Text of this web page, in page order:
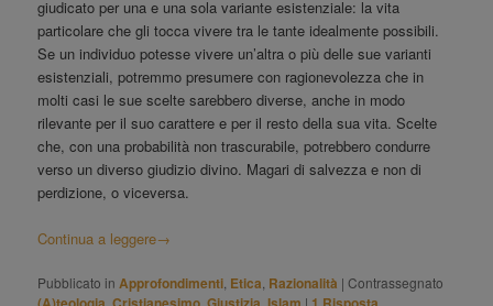
giudicato per una e una sola variante esistenziale: la vita
particolare che gli tocca vivere tra le tante idealmente possibili.
Se un individuo potesse vivere un’altra o più delle sue varianti
esistenziali, potremmo presumere con ragionevolezza che in
molti casi le sue scelte sarebbero diverse, anche in modo
rilevante per il suo carattere e per il resto della sua vita. Scelte
che, con una probabilità non trascurabile, potrebbero condurre
verso un diverso giudizio divino. Magari di salvezza e non di
perdizione, o viceversa.
Continua a leggere→
Pubblicato in Approfondimenti Etica Razionalità |Contrassegnato